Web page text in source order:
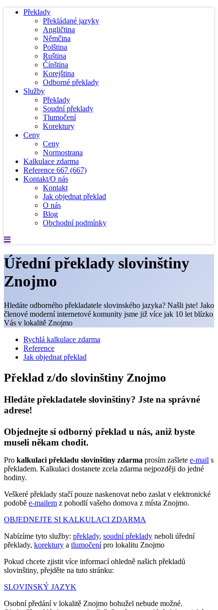
Překlady
Překládané jazyky
Angličtina
Němčina
Polština
Ruština
Čínština
Korejština
Odborné překlady
Služby
Překlady
Soudní překlady
Tlumočení
Korektury
Ceny
Ceny
Normostrana
Kalkulace zdarma
Reference 667 (667)
Kontakt/O nás
Kontakt
Jak objednat překlad
O nás
Blog
Obchodní podmínky
Úřední překlady slovinštiny
Znojmo
Hledáte odborného překladatele slovinského jazyka? Našli jste! Jako
členové moderní internetové komunity jsme již více jak 10 let blízko
Vás v lokalitě Znojmo
Rychlá kalkulace zdarma
Reference
Jak objednat překlad
Překlad z/do slovinštiny Znojmo
Hledáte překladatele slovinštiny? Jste na správné
adrese!
Objednejte si odborný překlad u nás, aniž byste
museli někam chodit.
Pro kalkulaci překladu slovinštiny zdarma prosím zašlete e-mail s
překladem. Kalkulaci dostanete zcela zdarma nejpozději do jedné
hodiny.
Veškeré překlady stačí pouze naskenovat nebo zaslat v elektronické
podobě e-mailem z pohodlí vašeho domova z místa Znojmo.
OBJEDNEJTE SI KALKULACI ZDARMA
Nabízíme tyto služby: překlady, soudní překlady neboli úřední
překlady, korektury a tlumočenípro lokalitu Znojmo
Pokud chcete zjistit více informací ohledně našich překladů
slovinštiny, přejděte na tuto stránku:
SLOVINSKÝ JAZYK
Osobní předání v lokalitě Znojmo bohužel nebude možné.